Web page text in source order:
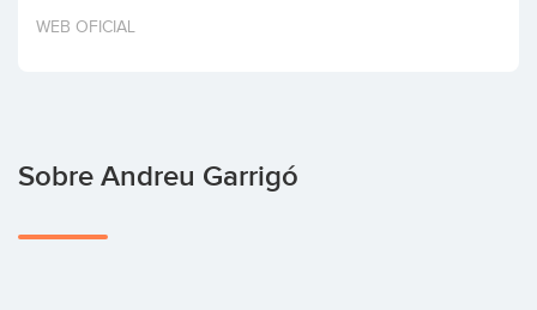
Invertir
WEB OFICIAL
Sobre Andreu Garrigó